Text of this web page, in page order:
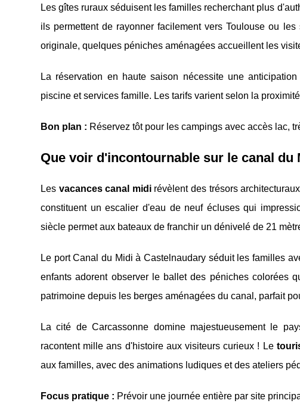
Les gîtes ruraux séduisent les familles recherchant plus
ils permettent de rayonner facilement vers Toulouse ou
originale, quelques péniches aménagées accueillent les
La réservation en haute saison nécessite une
piscine et services famille. Les tarifs varient selon la
Bon plan : Réservez tôt pour les campings avec accès lac,
Que voir d'incontournable sur le canal du
Les vacances canal midirévèlent des trésors
constituent un escalier d'eau de neuf écluses qui
siècle permet aux bateaux de franchir un dénivelé de 21
Le port Canal du Midi à Castelnaudary séduit les familles
enfants adorent observer le ballet des péniches colorées
patrimoine depuis les berges aménagées du canal, parfait
La cité de Carcassonne domine majestueusement le
racontent mille ans d'histoire aux visiteurs curieux ! Le
aux familles, avec des animations ludiques et des ateliers
Focus pratique : Prévoir une journée entière par site